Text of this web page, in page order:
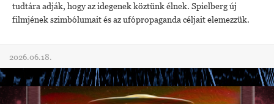
tudtára adják, hogy az idegenek köztünk élnek. Spielberg új
filmjének szimbólumait és az ufópropaganda céljait elemezzük.
2026.06.18.